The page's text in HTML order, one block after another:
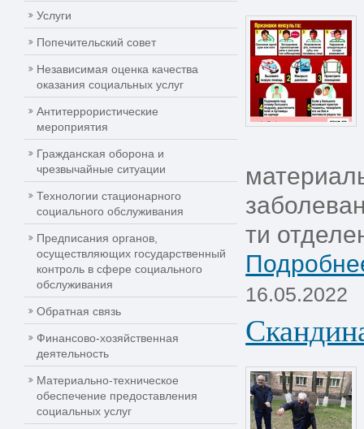
Услуги
Попечительский совет
Независимая оценка качества
оказания социальных услуг
Антитеррористические
мероприятия
Гражданская оборона и
чрезвычайные ситуации
Технологии стационарного
социального обслуживания
Предписания органов,
осуществляющих государственный
контроль в сфере социального
обслуживания
Обратная связь
Финансово-хозяйственная
деятельность
Материально-техническое
обеспечение предоставления
социальных услуг
ти
16.05.2022